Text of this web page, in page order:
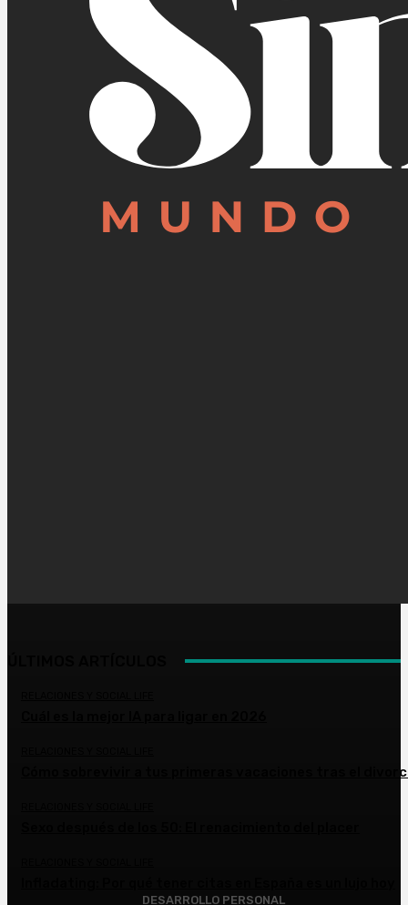
DESARROLLO PERSONAL
Cómo sobrevivir a tus primeras vacaciones tras el